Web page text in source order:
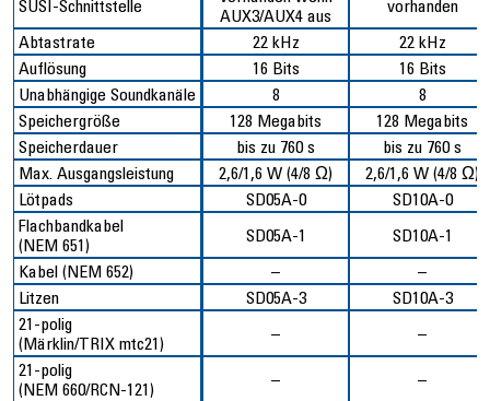
SUSI-Schnittstelle
AUX3/AUX4 aus
vorhanden
Abtastrate
22 kHz
22 kHz
Auflösung
16 Bits
16 Bits
Unabhängige Soundkanäle
8
8
Speichergröße
128 Megabits
128 Megabits
Speicherdauer
bis zu 760 s
bis zu 760 s
Max. Ausgangsleistung
2,6/1,6 W (4/8 Ω)
2,6/1,6 W (4/8 Ω)
Lötpads
SD05A-0
SD10A-0
Flachbandkabel
(NEM 651)
SD05A-1
SD10A-1
Kabel (NEM 652)
–
–
Litzen
SD05A-3
SD10A-3
21-polig
(Märklin/TRIX mtc21)
–
–
21-polig
(NEM 660/RCN-121)
–
–